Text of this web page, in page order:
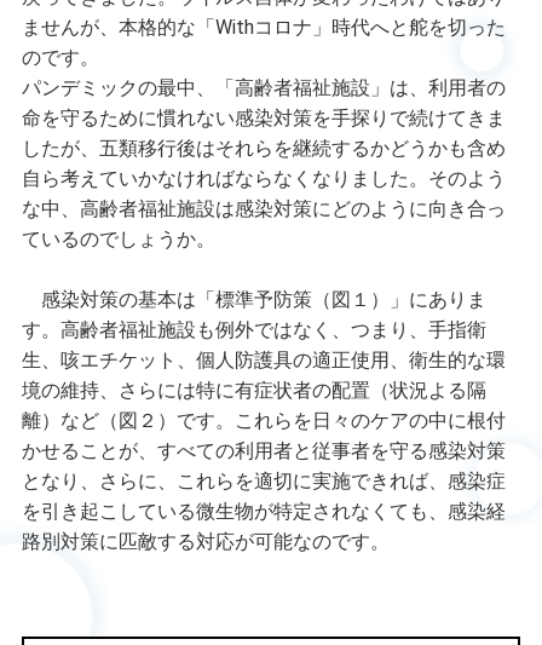
ませんが、本格的な「Withコロナ」時代へと舵を切った
のです。
パンデミックの最中、「高齢者福祉施設」は、利用者の
命を守るために慣れない感染対策を手探りで続けてきま
したが、五類移行後はそれらを継続するかどうかも含め
自ら考えていかなければならなくなりました。そのよう
な中、高齢者福祉施設は感染対策にどのように向き合っ
ているのでしょうか。
感染対策の基本は「標準予防策（図１）」にありま
す。高齢者福祉施設も例外ではなく、つまり、手指衛
生、咳エチケット、個人防護具の適正使用、衛生的な環
境の維持、さらには特に有症状者の配置（状況よる隔
離）など（図２）です。これらを日々のケアの中に根付
かせることが、すべての利用者と従事者を守る感染対策
となり、さらに、これらを適切に実施できれば、感染症
を引き起こしている微生物が特定されなくても、感染経
路別対策に匹敵する対応が可能なのです。